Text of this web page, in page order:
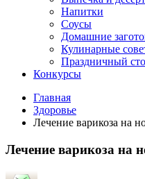
Напитки
Соусы
Домашние
Кулинарные
Праздничный
Конкурсы
Главная
Здоровье
Лечение варикоза на
Лечение варикоза на